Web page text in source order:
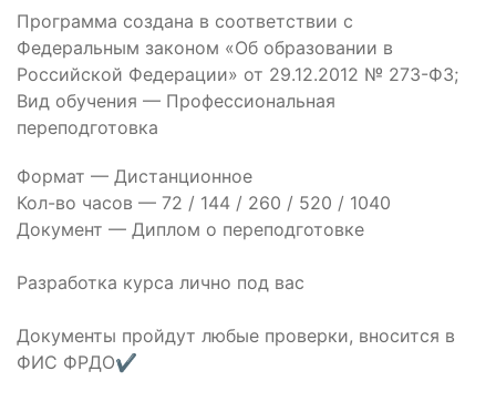
Программа создана в соответствии с
Федеральным законом «Об образовании в
Российской Федерации» от 29.12.2012 № 273-ФЗ;
Вид обучения — Профессиональная
переподготовка
Формат — Дистанционное
Кол-во часов — 72 / 144 / 260 / 520 / 1040
Документ — Диплом о переподготовке
Разработка курса лично под вас
Документы пройдут любые проверки, вносится в
ФИС ФРДО✔